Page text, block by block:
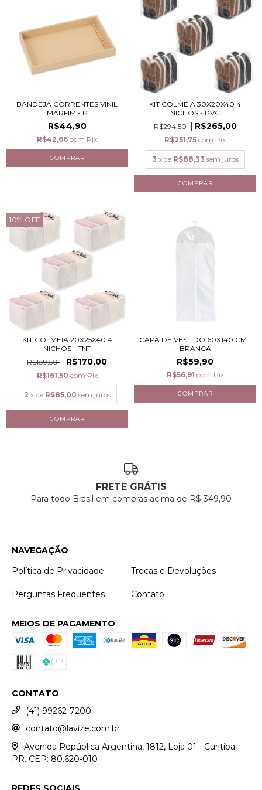
BANDEJA CORRENTES VINIL
MARFIM - P
R$44,90
R$42,66 com Pix
KIT COLMEIA 30X20X40 4
NICHOS - PVC
R$294,50
R$265,00
R$251,75 com Pix
3 x de R$88,33 sem juros
10% OFF
KIT COLMEIA 20X25X40 4
NICHOS - TNT
R$189,50
R$170,00
R$161,50 com Pix
2 x de R$85,00 sem juros
CAPA DE VESTIDO 60X140 CM -
BRANCA
R$59,90
R$56,91 com Pix
FRETE GRÁTIS
Para todo Brasil em compras acima de R$ 349,90
NAVEGAÇÃO
Política de Privacidade
Trocas e Devoluções
Perguntas Frequentes Contato
MEIOS DE PAGAMENTO
CONTATO
(41) 99262-7200
contato@lavize.com.br
Avenida República Argentina, 1812, Loja 01 - Curitiba -
PR. CEP: 80.620-010